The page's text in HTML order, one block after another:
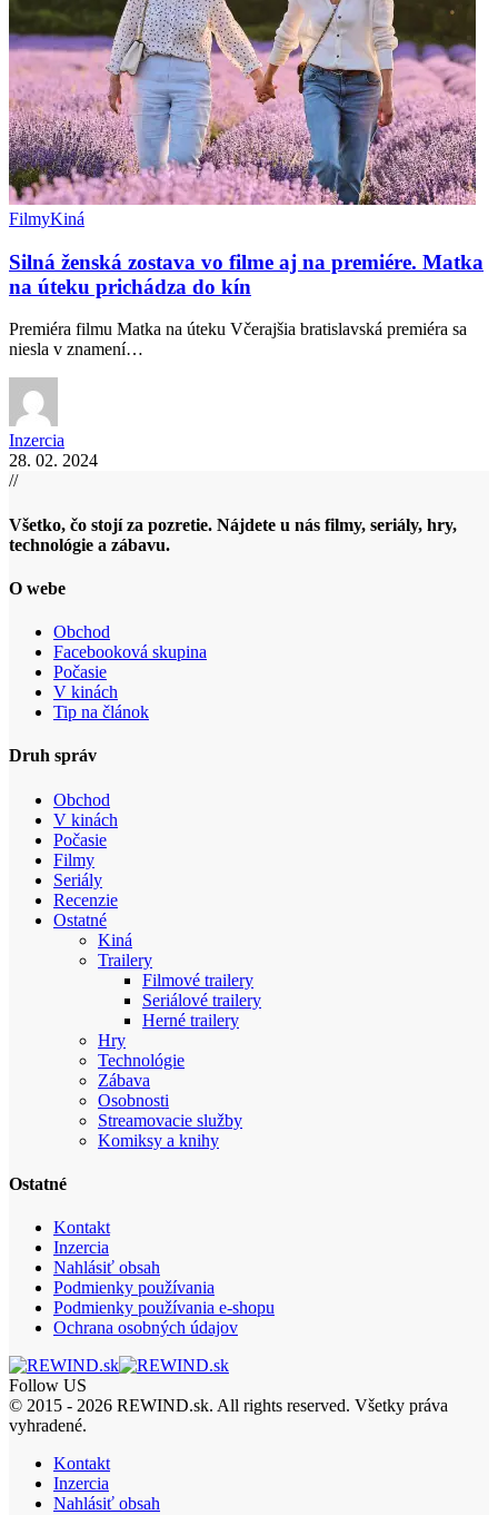
FilmyKiná
Silná ženská zostava vo filme aj na premiére. Matka
na úteku prichádza do kín
Premiéra filmu Matka na úteku Včerajšia bratislavská premiéra sa
niesla v znamení…
Inzercia
28. 02. 2024
//
Všetko, čo stojí za pozretie. Nájdete u nás filmy, seriály, hry,
technológie a zábavu.
O webe
Obchod
Facebooková skupina
Počasie
V kinách
Tip na článok
Druh správ
Obchod
V kinách
Počasie
Filmy
Seriály
Recenzie
Ostatné
Kiná
Trailery
Filmové trailery
Seriálové trailery
Herné trailery
Hry
Technológie
Zábava
Osobnosti
Streamovacie služby
Komiksy a knihy
Ostatné
Kontakt
Inzercia
Nahlásiť obsah
Podmienky používania
Podmienky používania e-shopu
Ochrana osobných údajov
Follow US
© 2015 - 2026 REWIND.sk. All rights reserved. Všetky práva
vyhradené.
Kontakt
Inzercia
Nahlásiť obsah